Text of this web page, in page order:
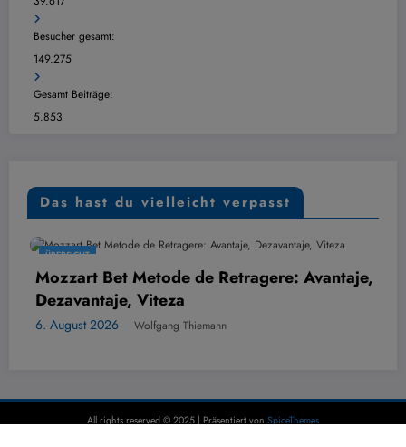
Besucher gesamt:
149.275
Gesamt Beiträge:
5.853
Das hast du vielleicht verpasst
ÜBERSICHT
Mozzart Bet Metode de Retragere: Avantaje,
Dezavantaje, Viteza
6. August 2026 Wolfgang Thiemann
All rights reserved © 2025 | Präsentiert von SpiceThemes